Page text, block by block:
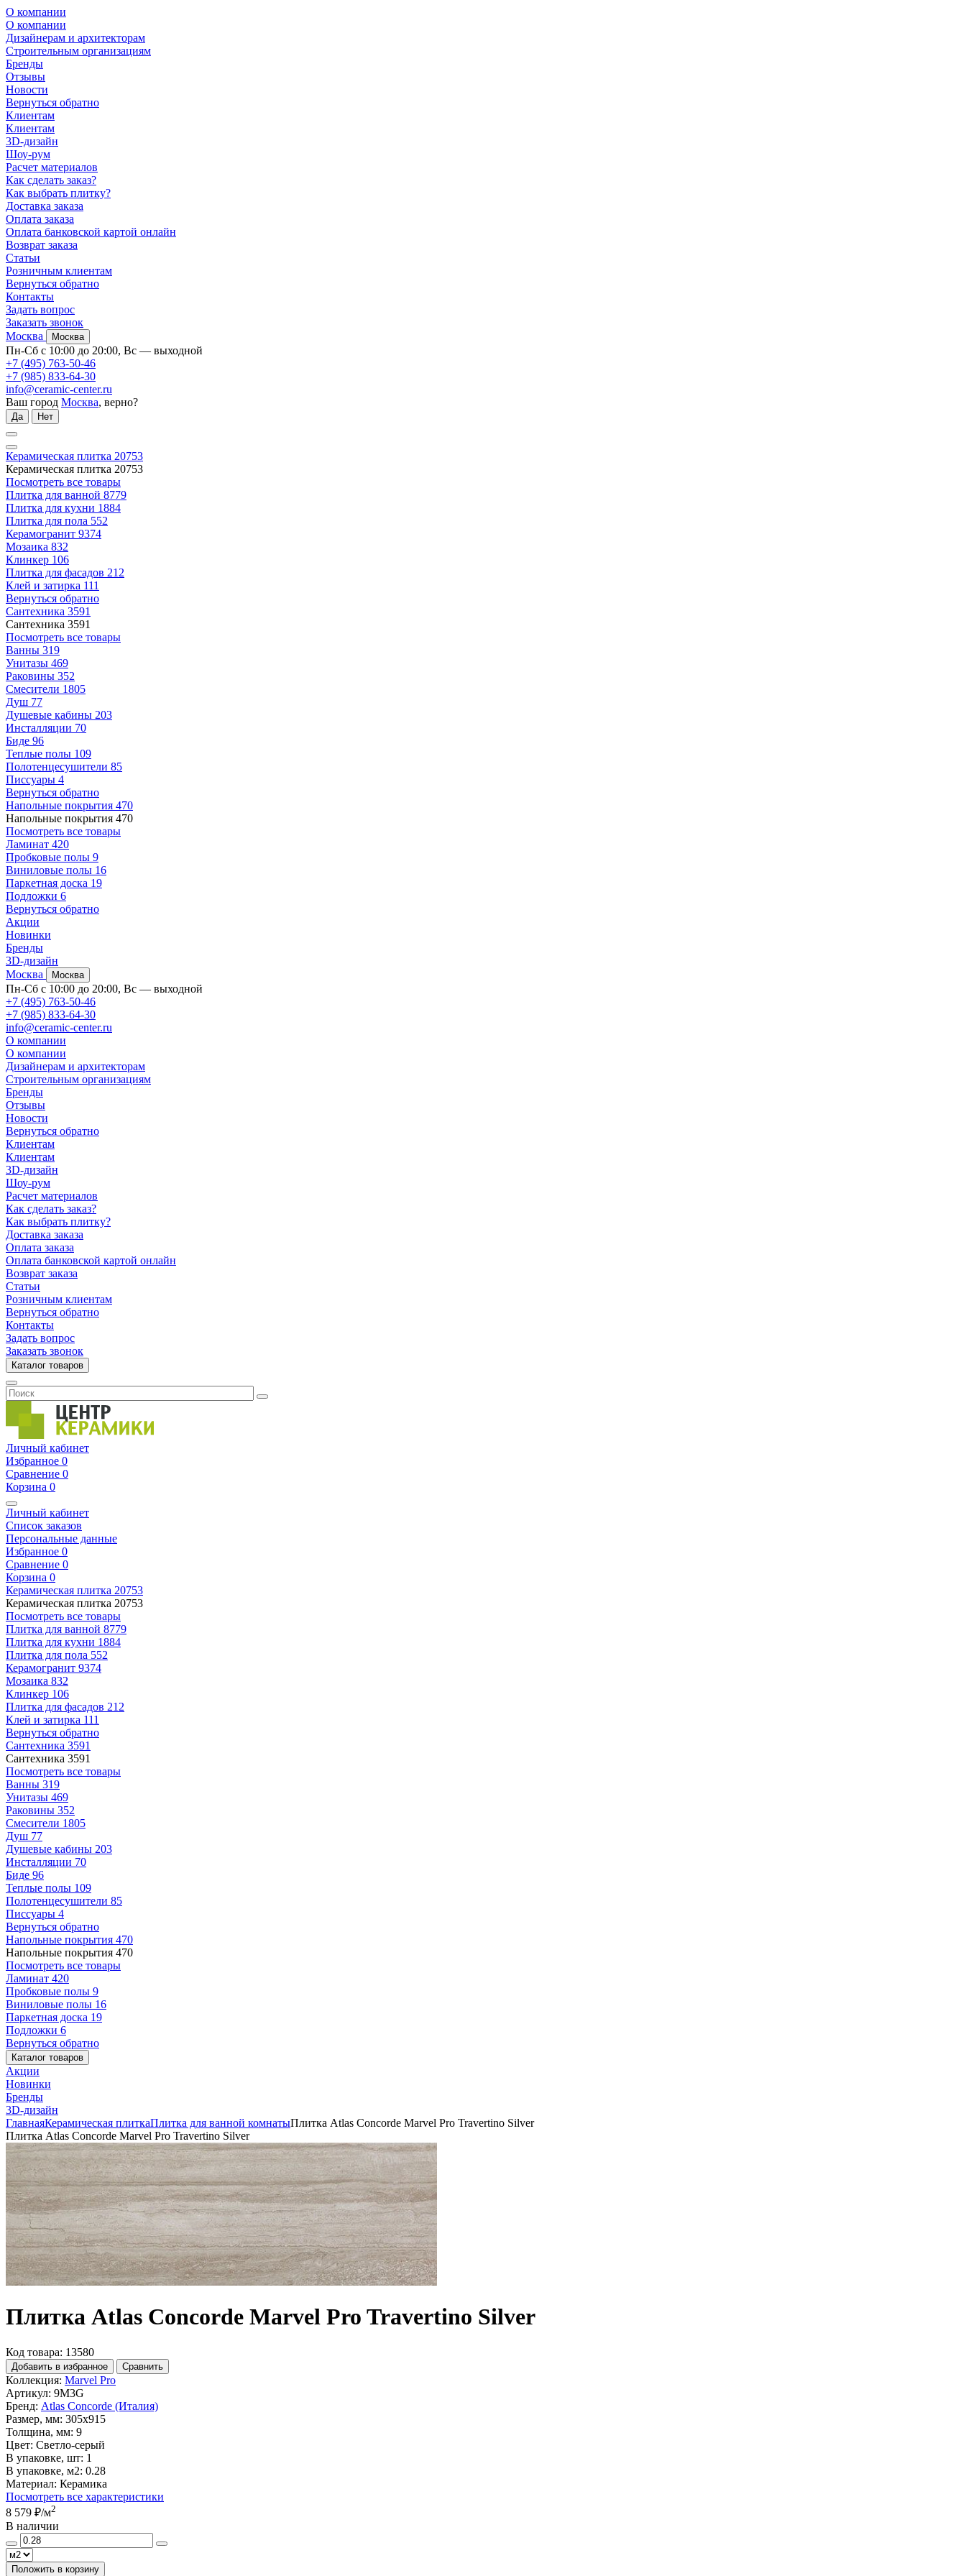
О компании
О компании
Дизайнерам и архитекторам
Строительным организациям
Бренды
Отзывы
Новости
Вернуться обратно
Клиентам
Клиентам
3D-дизайн
Шоу-рум
Расчет материалов
Как сделать заказ?
Как выбрать плитку?
Доставка заказа
Оплата заказа
Оплата банковской картой онлайн
Возврат заказа
Статьи
Розничным клиентам
Вернуться обратно
Контакты
Задать вопрос
Заказать звонок
Москва
Москва
Пн-Сб с 10:00 до 20:00, Вс — выходной
+7 (495) 763-50-46
+7 (985) 833-64-30
info@ceramic-center.ru
Ваш город Москва, верно?
Да Нет
Керамическая плитка 20753
Керамическая плитка 20753
Посмотреть все товары
Плитка для ванной 8779
Плитка для кухни 1884
Плитка для пола 552
Керамогранит 9374
Мозаика 832
Клинкер 106
Плитка для фасадов 212
Клей и затирка 111
Вернуться обратно
Сантехника 3591
Сантехника 3591
Посмотреть все товары
Ванны 319
Унитазы 469
Раковины 352
Смесители 1805
Душ 77
Душевые кабины 203
Инсталляции 70
Биде 96
Теплые полы 109
Полотенцесушители 85
Писсуары 4
Вернуться обратно
Напольные покрытия 470
Напольные покрытия 470
Посмотреть все товары
Ламинат 420
Пробковые полы 9
Виниловые полы 16
Паркетная доска 19
Подложки 6
Вернуться обратно
Акции
Новинки
Бренды
3D-дизайн
Москва
Москва
Пн-Сб с 10:00 до 20:00, Вс — выходной
+7 (495) 763-50-46
+7 (985) 833-64-30
info@ceramic-center.ru
О компании
О компании
Дизайнерам и архитекторам
Строительным организациям
Бренды
Отзывы
Новости
Вернуться обратно
Клиентам
Клиентам
3D-дизайн
Шоу-рум
Расчет материалов
Как сделать заказ?
Как выбрать плитку?
Доставка заказа
Оплата заказа
Оплата банковской картой онлайн
Возврат заказа
Статьи
Розничным клиентам
Вернуться обратно
Контакты
Задать вопрос
Заказать звонок
Каталог товаров
Личный кабинет
Избранное 0
Сравнение 0
Корзина 0
Личный кабинет
Список заказов
Персональные данные
Избранное 0
Сравнение 0
Корзина 0
Керамическая плитка 20753
Керамическая плитка 20753
Посмотреть все товары
Плитка для ванной 8779
Плитка для кухни 1884
Плитка для пола 552
Керамогранит 9374
Мозаика 832
Клинкер 106
Плитка для фасадов 212
Клей и затирка 111
Вернуться обратно
Сантехника 3591
Сантехника 3591
Посмотреть все товары
Ванны 319
Унитазы 469
Раковины 352
Смесители 1805
Душ 77
Душевые кабины 203
Инсталляции 70
Биде 96
Теплые полы 109
Полотенцесушители 85
Писсуары 4
Вернуться обратно
Напольные покрытия 470
Напольные покрытия 470
Посмотреть все товары
Ламинат 420
Пробковые полы 9
Виниловые полы 16
Паркетная доска 19
Подложки 6
Вернуться обратно
Каталог товаров
Акции
Новинки
Бренды
3D-дизайн
ГлавнаяКерамическая плиткаПлитка для ванной комнатыПлитка Atlas Concorde Marvel Pro Travertino Silver
Плитка Atlas Concorde Marvel Pro Travertino Silver
Плитка Atlas Concorde Marvel Pro Travertino Silver
Код товара: 13580
Добавить в избранное Сравнить
Коллекция: Marvel Pro
Артикул: 9M3G
Бренд: Atlas Concorde (Италия)
Размер, мм: 305x915
Толщина, мм: 9
Цвет: Светло-серый
В упаковке, шт: 1
В упаковке, м2: 0.28
Материал: Керамика
Посмотреть все характеристики
8 579 ₽/м2
В наличии
Положить в корзину